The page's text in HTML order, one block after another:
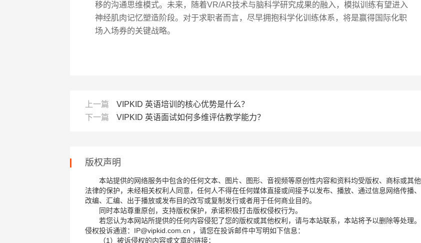
移的沟通思维模式。未来，随着VR/AR技术与脑科学研究成果的融入，模拟训练有望进入
神经肌肉记忆塑造阶段。对于求职者而言，尽早拥抱科学化训练体系，将是赢得国际化职
场入场券的关键战略。
上一篇
VIPKID 英语培训的核心优势是什么？
下一篇
VIPKID 英语面试如何多维评估教学能力？
版权声明
本站提供的网络服务中包含的任何文本、图片、图形、音视频等原创性内容和资料均受版权、商标或其他
法律的保护，未经相关权利人同意，任何人不得在任何媒体直接或间接予以发布、播放、通过信息网络传播、
改编、汇编、出于播放或发布目的改写或复制发行或者用于任何商业目的。
同时本站尊重原创，支持版权保护，承诺积极打击版权侵权行为。
若您认为本网站所提供的任何内容侵犯了您的版权或其他权利，请与本站联系，本站将予以删除等处理。
侵权投诉通道：IP@vipkid.com.cn ，请您在投诉邮件中写明如下信息：
（1）被诉侵权的内容或文章的链接；